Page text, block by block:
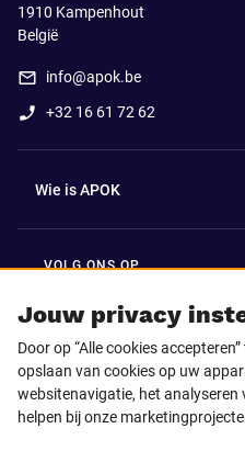
Jouw privacy
Door op “Alle cookies
opslaan van cookies op uw
websitenavigatie, het
helpen bij onze
1910 Kampenhout
België
info@apok.be
+32 16 61 72 62
Wie is APOK
VOLG ONS OP
Facebook
Instagram